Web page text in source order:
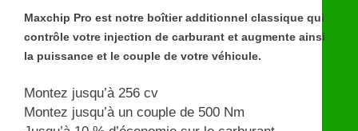
Maxchip Pro est notre boîtier additionnel classique qui
contrôle votre injection de carburant et augmente ainsi
la puissance et le couple de votre véhicule.
Montez jusqu’à 256 cv
Montez jusqu’à un couple de 500 Nm